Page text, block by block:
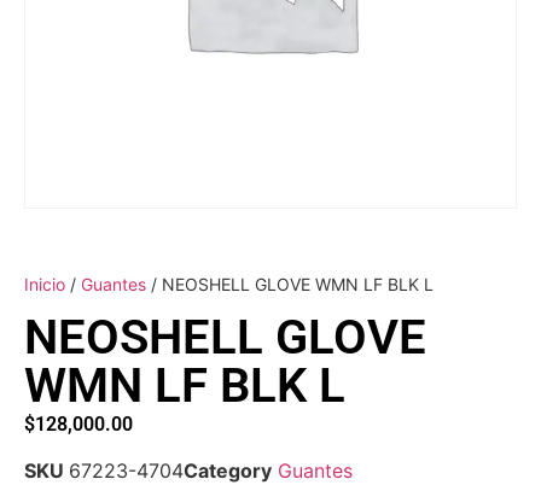
Inicio / Guantes / NEOSHELL GLOVE WMN LF BLK L
NEOSHELL GLOVE
WMN LF BLK L
$128,000.00
SKU 67223-4704Category Guantes